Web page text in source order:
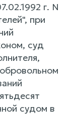
г. N
при
суд
судом в